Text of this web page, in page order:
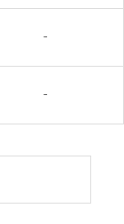
-
-